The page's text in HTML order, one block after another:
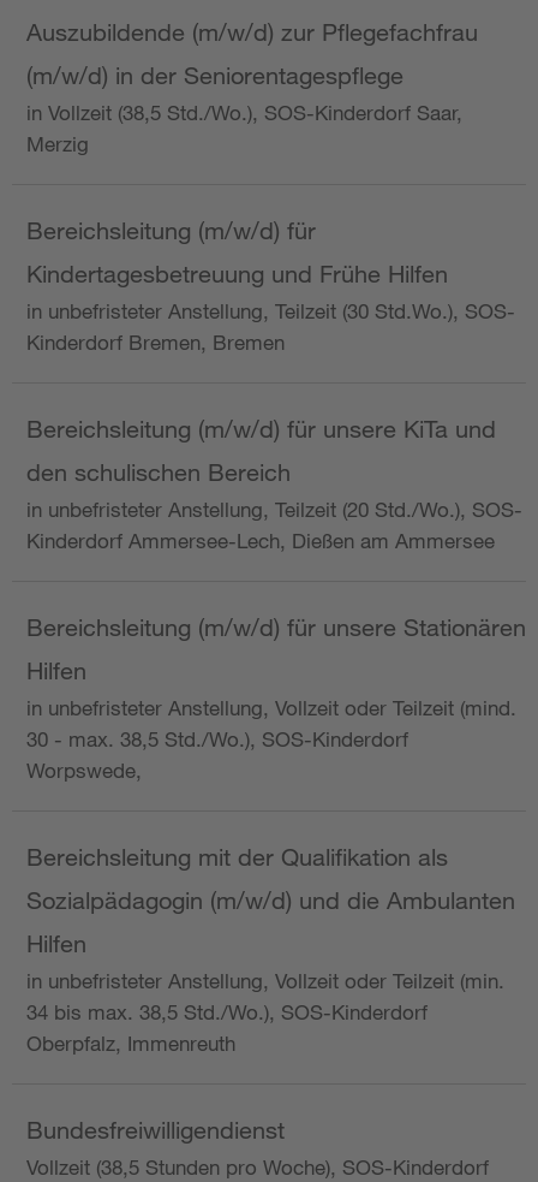
Auszubildende (m/w/d) zur Pflegefachfrau
(m/w/d) in der Seniorentagespflege
in Vollzeit (38,5 Std./Wo.), SOS-Kinderdorf Saar,
Merzig
Bereichsleitung (m/w/d) für
Kindertagesbetreuung und Frühe Hilfen
in unbefristeter Anstellung, Teilzeit (30 Std.Wo.), SOS-
Kinderdorf Bremen, Bremen
Bereichsleitung (m/w/d) für unsere KiTa und
den schulischen Bereich
in unbefristeter Anstellung, Teilzeit (20 Std./Wo.), SOS-
Kinderdorf Ammersee-Lech, Dießen am Ammersee
Bereichsleitung (m/w/d) für unsere Stationären
Hilfen
in unbefristeter Anstellung, Vollzeit oder Teilzeit (mind.
30 - max. 38,5 Std./Wo.), SOS-Kinderdorf
Worpswede,
Bereichsleitung mit der Qualifikation als
Sozialpädagogin (m/w/d) und die Ambulanten
Hilfen
in unbefristeter Anstellung, Vollzeit oder Teilzeit (min.
34 bis max. 38,5 Std./Wo.), SOS-Kinderdorf
Oberpfalz, Immenreuth
Bundesfreiwilligendienst
Vollzeit (38,5 Stunden pro Woche), SOS-Kinderdorf